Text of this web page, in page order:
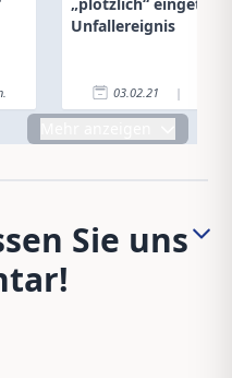
Unfallereignis
03.02.21 |
Sie uns